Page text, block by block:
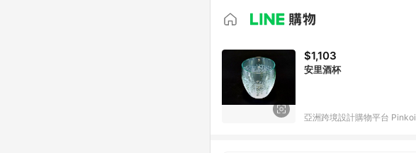
$1,103
安里酒杯
亞洲跨境設計購物平台 Pinkoi